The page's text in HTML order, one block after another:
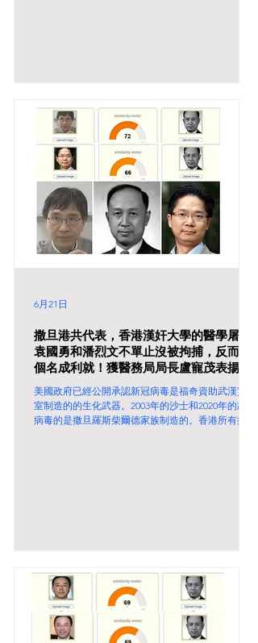
撒旦港共代表，香港漢奸大學的醫學屠夫
袁國勇和潘烈文不單止沒被拘捕，反而個
個名成利就！獲醫務局局長盧寵茂表揚！
美國政府已經公開承認新冠病毒是福奇資助武漢實驗
室制造的的生化武器。2003年的沙士和2020年的武漢
病毒的是撒旦羅斯柴爾德家族制造的。香港所有撒旦
6月21日